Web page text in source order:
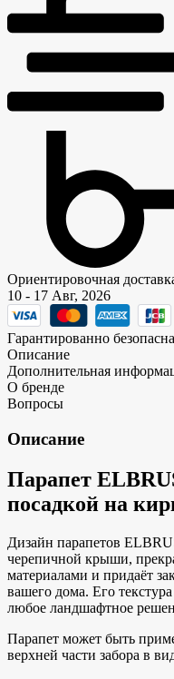
Ориентировочная
10 - 17 Авг, 2026
Гарантированно
Описание
Дополнительная
О бренде
Вопросы
Описание
Парапет
посадкой на
Дизайн парапетов
черепичной крыши,
материалами и придаёт
вашего дома. Его
любое ландшафтное
Парапет может быть
верхней части забора в